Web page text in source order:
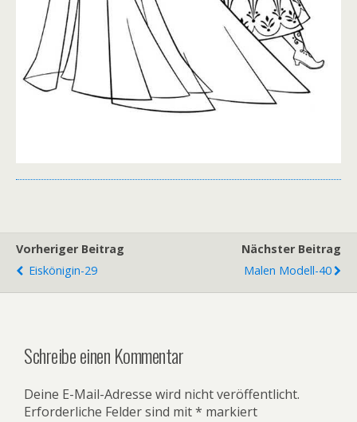
Vorheriger Beitrag
Eiskönigin-29
Nächster Beitrag
Malen Modell-40
Schreibe einen Kommentar
Deine E-Mail-Adresse wird nicht veröffentlicht.
Erforderliche Felder sind mit* markiert